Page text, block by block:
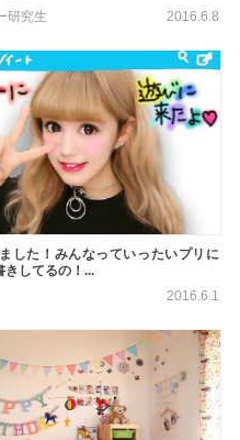
研究生
2016.6.8
した！みんなっていったいプリに
きしてるの！...
2016.6.1